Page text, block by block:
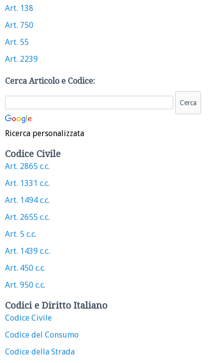
Art. 138
Art. 750
Art. 55
Art. 2239
Cerca Articolo e Codice:
Ricerca personalizzata
Codice Civile
Art. 2865 c.c.
Art. 1331 c.c.
Art. 1494 c.c.
Art. 2655 c.c.
Art. 5 c.c.
Art. 1439 c.c.
Art. 450 c.c.
Art. 950 c.c.
Codici e Diritto Italiano
Codice Civile
Codice del Consumo
Codice della Strada